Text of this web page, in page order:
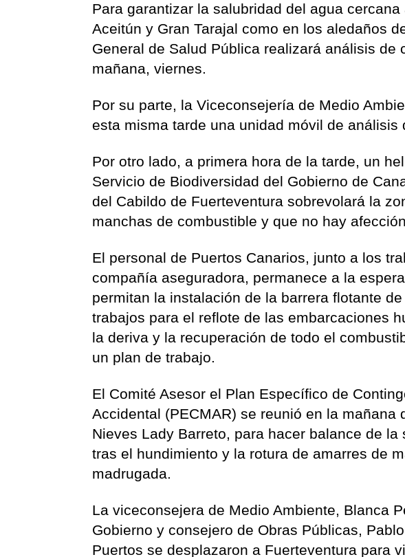
Para garantizar la salubridad del agua
Aceitún y Gran Tarajal como en los aledaños
General de Salud Pública realizará análisis de
mañana, viernes.
Por su parte, la Viceconsejería de Medio
esta misma tarde una unidad móvil de análisis
Por otro lado, a primera hora de la tarde, un
Servicio de Biodiversidad del Gobierno de
del Cabildo de Fuerteventura sobrevolará la
manchas de combustible y que no hay
El personal de Puertos Canarios, junto a los
compañía aseguradora, permanece a la
permitan la instalación de la barrera flotante
trabajos para el reflote de las embarcaciones
la deriva y la recuperación de todo el
un plan de trabajo.
El Comité Asesor el Plan Específico de
Accidental (PECMAR) se reunió en la
Nieves Lady Barreto, para hacer balance de
tras el hundimiento y la rotura de amarres de
madrugada.
La viceconsejera de Medio Ambiente, Blanca
Gobierno y consejero de Obras Públicas,
Puertos se desplazaron a Fuerteventura para